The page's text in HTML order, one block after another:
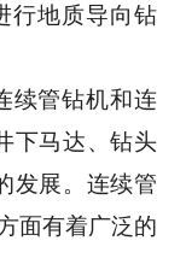
行地质导向钻
续管钻机和连
下马达、钻头
发展。连续管
面有着广泛的